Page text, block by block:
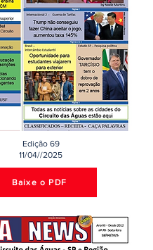
Edição 69
11/04//2025
Baixe o PDF